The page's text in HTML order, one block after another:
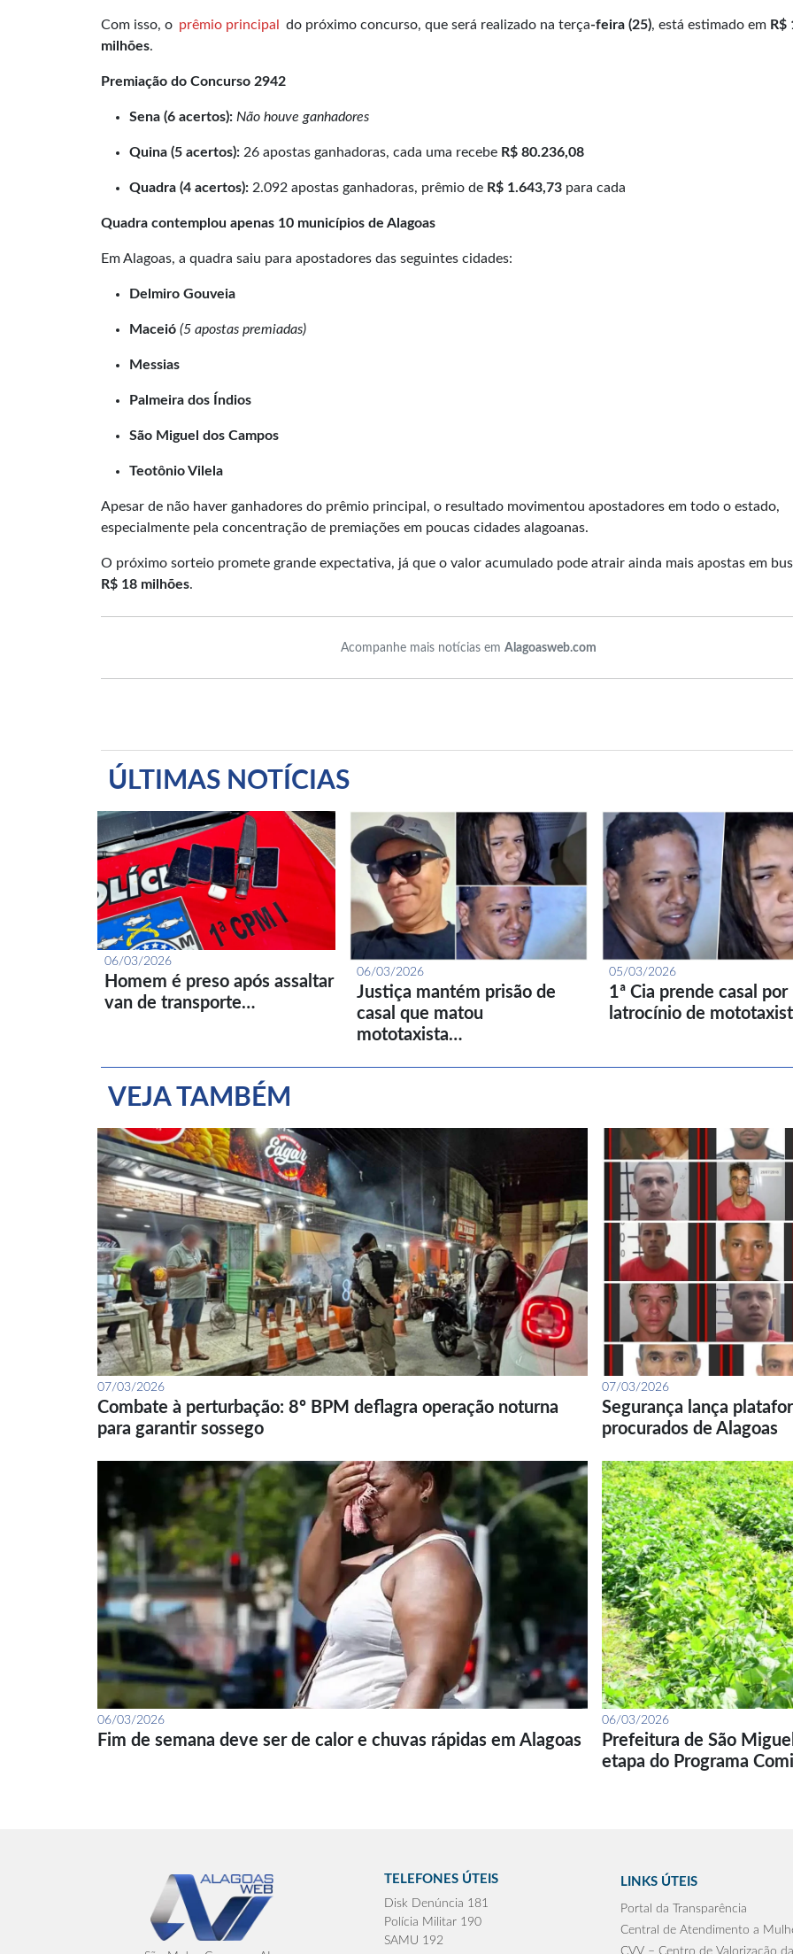
Com isso, o prêmio principal do próximo concurso, que será realizado na terça-feira (25), está estimado em R$
milhões.
Premiação do Concurso 2942
Sena (6 acertos): Não houve ganhadores
Quina (5 acertos): 26 apostas ganhadoras, cada uma recebe R$ 80.236,08
Quadra (4 acertos): 2.092 apostas ganhadoras, prêmio de R$ 1.643,73 para cada
Quadra contemplou apenas 10 municípios de Alagoas
Em Alagoas, a quadra saiu para apostadores das seguintes cidades:
Delmiro Gouveia
Maceió (5 apostas premiadas)
Messias
Palmeira dos Índios
São Miguel dos Campos
Teotônio Vilela
Apesar de não haver ganhadores do prêmio principal, o resultado movimentou apostadores em todo o estado,
especialmente pela concentração de premiações em poucas cidades alagoanas.
O próximo sorteio promete grande expectativa, já que o valor acumulado pode atrair ainda mais apostas em
R$ 18 milhões.
Acompanhe mais notícias em Alagoasweb.com
ÚLTIMAS NOTÍCIAS
06/03/2026
Homem é preso após assaltar
van de transporte…
06/03/2026
Justiça mantém prisão de
casal que matou
mototaxista…
05/03/2026
1ª Cia prende casal por
latrocínio de
VEJA TAMBÉM
07/03/2026
Combate à perturbação: 8º BPM deflagra operação noturna
para garantir sossego
07/03/2026
Segurança lança
procurados de Alagoas
06/03/2026
Fim de semana deve ser de calor e chuvas rápidas em Alagoas
06/03/2026
Prefeitura de São
etapa do Programa
TELEFONES ÚTEIS
Disk Denúncia 181
Polícia Militar 190
SAMU 192
LINKS ÚTEIS
Portal da Transparência
Central de Atendimento a
CVV – Centro de Valorização